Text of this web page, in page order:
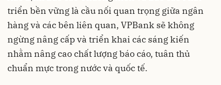
triển bền vững là cầu nối quan trọng giữa ngân
hàng và các bên liên quan, VPBank sẽ không
ngừng nâng cấp và triển khai các sáng kiến
nhằm nâng cao chất lượng báo cáo, tuân thủ
chuẩn mực trong nước và quốc tế.